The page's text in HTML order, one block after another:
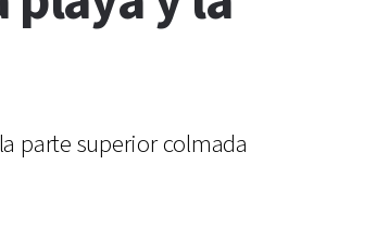
parte superior colmada